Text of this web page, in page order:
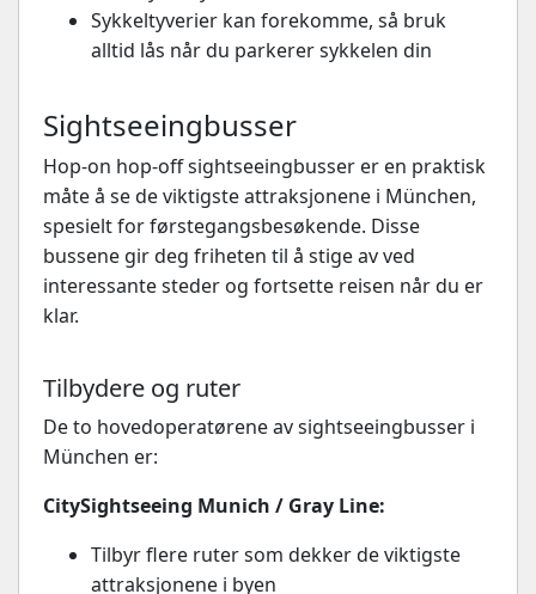
Sykkeltyverier kan forekomme, så bruk
alltid lås når du parkerer sykkelen din
Sightseeingbusser
Hop-on hop-off sightseeingbusser er en praktisk
måte å se de viktigste attraksjonene i München,
spesielt for førstegangsbesøkende. Disse
bussene gir deg friheten til å stige av ved
interessante steder og fortsette reisen når du er
klar.
Tilbydere og ruter
De to hovedoperatørene av sightseeingbusser i
München er:
CitySightseeing Munich / Gray Line:
Tilbyr flere ruter som dekker de viktigste
attraksjonene i byen